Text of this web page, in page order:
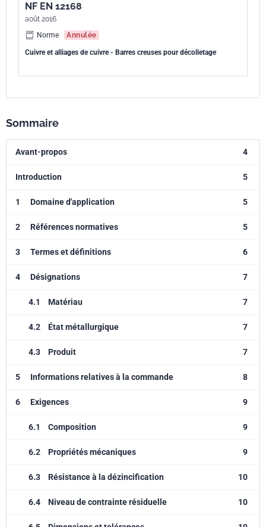
NF EN 12168
août 2016
Norme
Annulée
Cuivre et alliages de cuivre - Barres creuses pour décolletage
Sommaire
Avant-propos 4
Introduction 5
1 Domaine d'application 5
2 Références normatives 5
3 Termes et définitions 6
4 Désignations 7
4.1 Matériau 7
4.2 État métallurgique 7
4.3 Produit 7
5 Informations relatives à la commande 8
6 Exigences 9
6.1 Composition 9
6.2 Propriétés mécaniques 9
6.3 Résistance à la dézincification 10
6.4 Niveau de contrainte résiduelle 10